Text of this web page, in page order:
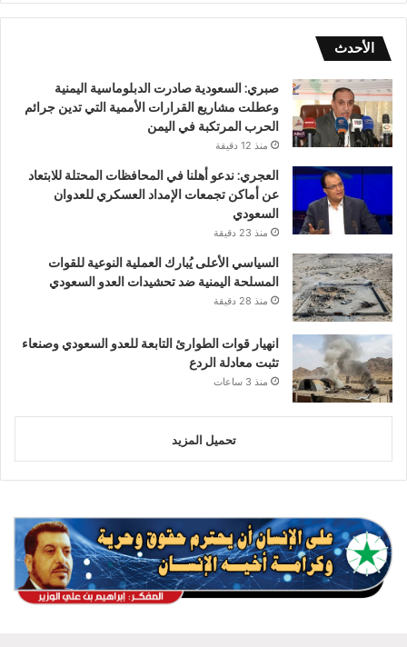
الأحدث
صبري: السعودية صادرت الدبلوماسية اليمنية
وعطلت مشاريع القرارات الأممية التي تدين جرائم
الحرب المرتكبة في اليمن
منذ 12 دقيقة
العجري: ندعو أهلنا في المحافظات المحتلة للابتعاد
عن أماكن تجمعات الإمداد العسكري للعدوان
السعودي
منذ 23 دقيقة
السياسي الأعلى يُبارك العملية النوعية للقوات
المسلحة اليمنية ضد تحشيدات العدو السعودي
منذ 28 دقيقة
انهيار قوات الطوارئ التابعة للعدو السعودي وصنعاء
تثبت معادلة الردع
منذ 3 ساعات
تحميل المزيد